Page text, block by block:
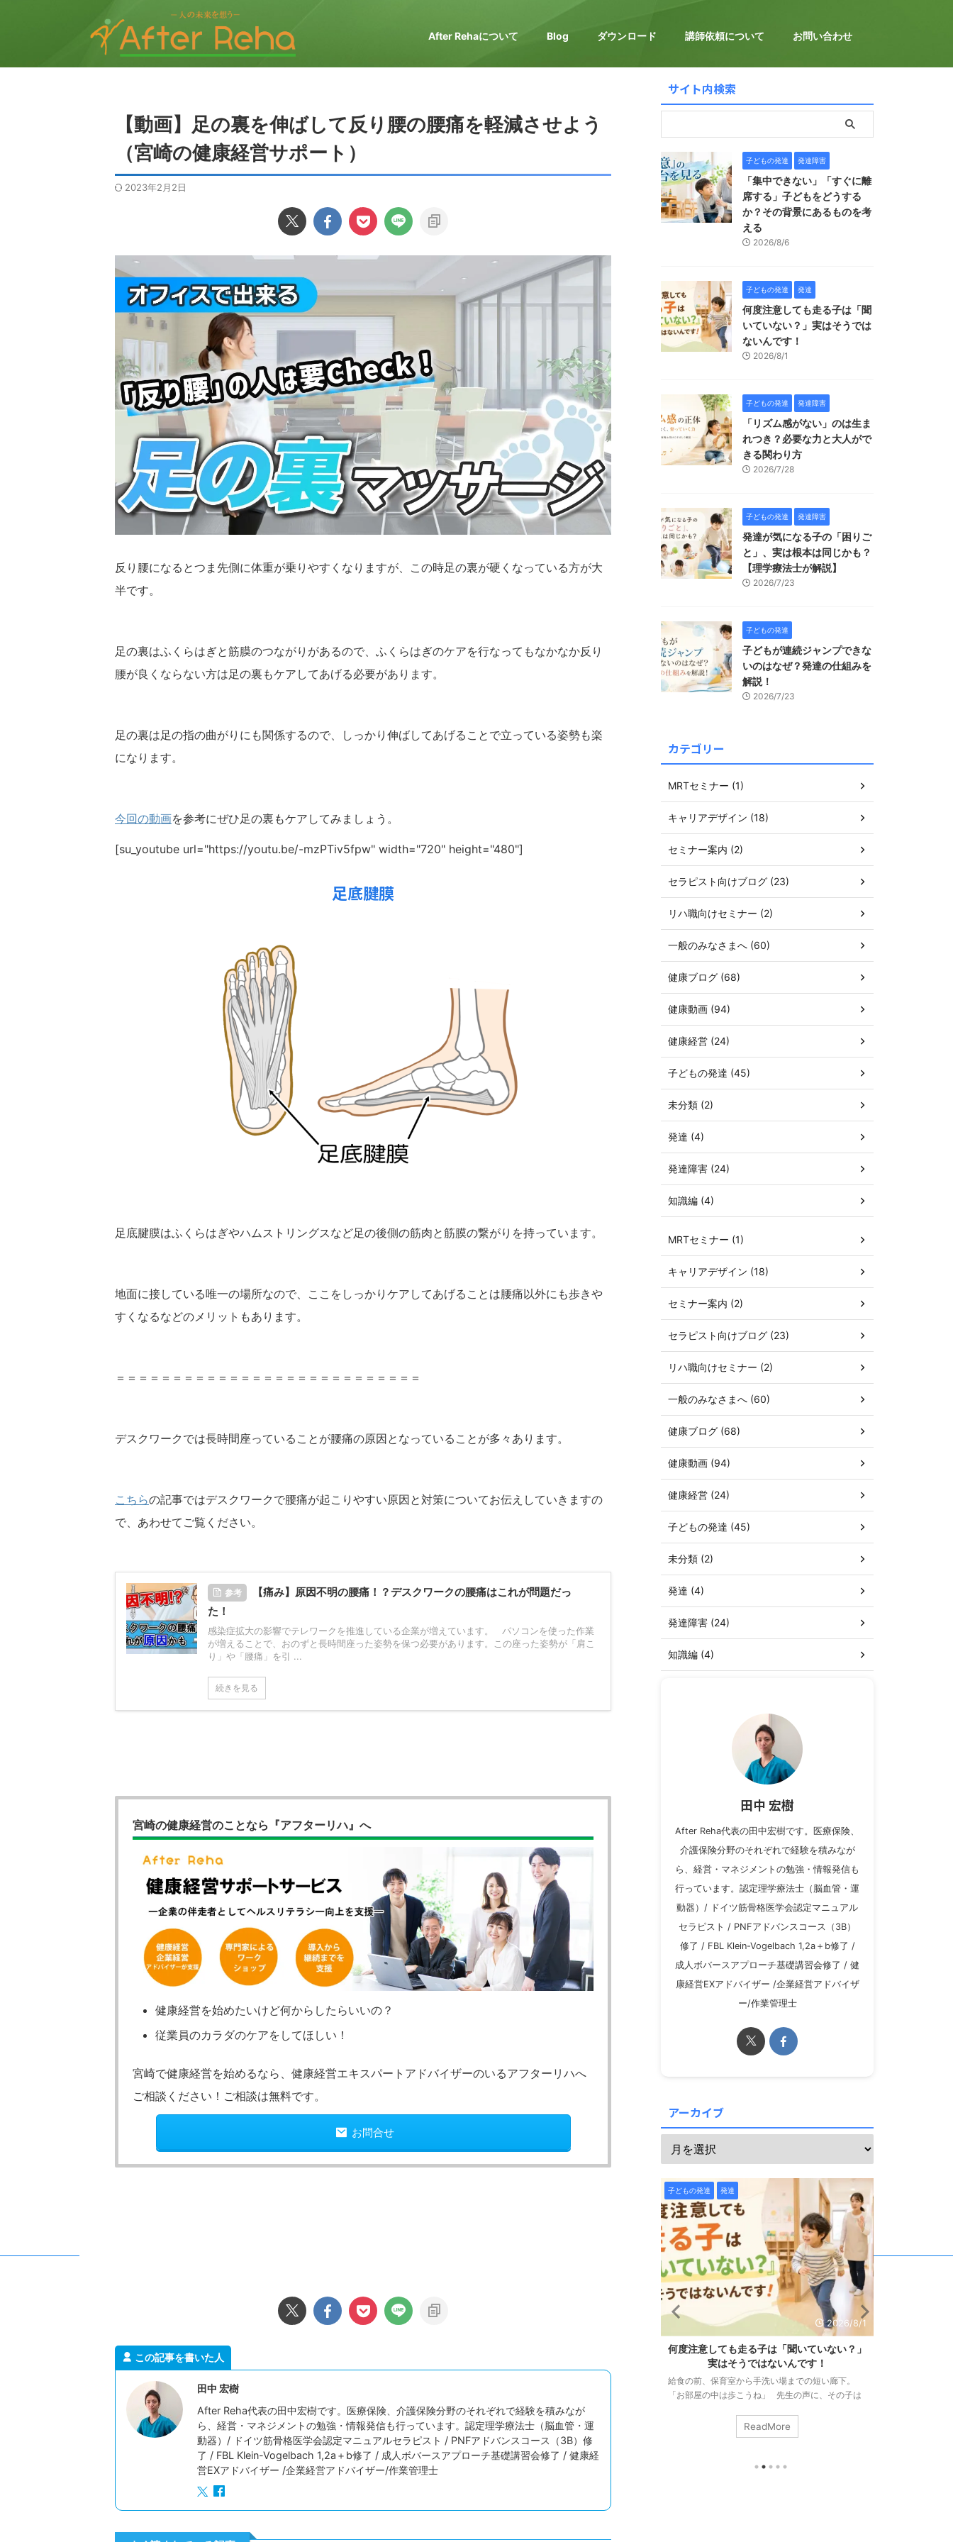
After Rehaについて Blog ダウンロード 講師依頼について お問い合わせ
【動画】足の裏を伸ばして反り腰の腰痛を軽減させよう
（宮崎の健康経営サポート）
2023年2月2日
反り腰になるとつま先側に体重が乗りやすくなりますが、この時足の裏が硬くなっている方が大
半です。
足の裏はふくらはぎと筋膜のつながりがあるので、ふくらはぎのケアを行なってもなかなか反り
腰が良くならない方は足の裏もケアしてあげる必要があります。
足の裏は足の指の曲がりにも関係するので、しっかり伸ばしてあげることで立っている姿勢も楽
になります。
今回の動画を参考にぜひ足の裏もケアしてみましょう。
[su_youtube url="https://youtu.be/-mzPTiv5fpw" width="720" height="480"]
足底腱膜
足底腱膜はふくらはぎやハムストリングスなど足の後側の筋肉と筋膜の繋がりを持っています。
地面に接している唯一の場所なので、ここをしっかりケアしてあげることは腰痛以外にも歩きや
すくなるなどのメリットもあります。
＝＝＝＝＝＝＝＝＝＝＝＝＝＝＝＝＝＝＝＝＝＝＝＝＝＝＝
デスクワークでは長時間座っていることが腰痛の原因となっていることが多々あります。
こちらの記事ではデスクワークで腰痛が起こりやすい原因と対策についてお伝えしていきますの
で、あわせてご覧ください。
参考
【痛み】原因不明の腰痛！？デスクワークの腰痛はこれが問題だっ
た！
感染症拡大の影響でテレワークを推進している企業が増えています。 パソコンを使った作業
が増えることで、おのずと長時間座った姿勢を保つ必要があります。この座った姿勢が「肩こ
り」や「腰痛」を引 ...
続きを見る
宮崎の健康経営のことなら『アフターリハ』へ
健康経営を始めたいけど何からしたらいいの？
従業員のカラダのケアをしてほしい！
宮崎で健康経営を始めるなら、健康経営エキスパートアドバイザーのいるアフターリハへ
ご相談ください！ご相談は無料です。
お問合せ
この記事を書いた人
田中 宏樹
After Reha代表の田中宏樹です。医療保険、介護保険分野のそれぞれで経験を積みなが
ら、経営・マネジメントの勉強・情報発信も行っています。認定理学療法士（脳血管・運
動器）/ ドイツ筋骨格医学会認定マニュアルセラピスト / PNFアドバンスコース（3B）修
了 / FBL Klein-Vogelbach 1,2a＋b修了 / 成人ボバースアプローチ基礎講習会修了 / 健康経
営EXアドバイザー /企業経営アドバイザー/作業管理士
サイト内検索
子どもの発達 発達障害
「集中できない」「すぐに離
席する」子どもをどうする
か？その背景にあるものを考
える
2026/8/6
子どもの発達 発達
何度注意しても走る子は「聞
いていない？」実はそうでは
ないんです！
2026/8/1
子どもの発達 発達障害
「リズム感がない」のは生ま
れつき？必要な力と大人がで
きる関わり方
2026/7/28
子どもの発達 発達障害
発達が気になる子の「困りご
と」、実は根本は同じかも？
【理学療法士が解説】
2026/7/23
子どもの発達
子どもが連続ジャンプできな
いのはなぜ？発達の仕組みを
解説！
2026/7/23
カテゴリー
MRTセミナー (1)
キャリアデザイン (18)
セミナー案内 (2)
セラピスト向けブログ (23)
リハ職向けセミナー (2)
一般のみなさまへ (60)
健康ブログ (68)
健康動画 (94)
健康経営 (24)
子どもの発達 (45)
未分類 (2)
発達 (4)
発達障害 (24)
知識編 (4)
MRTセミナー (1)
キャリアデザイン (18)
セミナー案内 (2)
セラピスト向けブログ (23)
リハ職向けセミナー (2)
一般のみなさまへ (60)
健康ブログ (68)
健康動画 (94)
健康経営 (24)
子どもの発達 (45)
未分類 (2)
発達 (4)
発達障害 (24)
知識編 (4)
田中 宏樹
After Reha代表の田中宏樹です。医療保険、
介護保険分野のそれぞれで経験を積みなが
ら、経営・マネジメントの勉強・情報発信も
行っています。認定理学療法士（脳血管・運
動器）/ ドイツ筋骨格医学会認定マニュアル
セラピスト / PNFアドバンスコース（3B）
修了 / FBL Klein-Vogelbach 1,2a＋b修了 /
成人ボバースアプローチ基礎講習会修了 / 健
康経営EXアドバイザー /企業経営アドバイザ
ー/作業管理士
アーカイブ
どもが連続ジャンプできないのはなぜ？発
達の仕組みを解説！
両足をそろえて、その場でぴょんぴょん跳ぶ」。
人からすると、これ以上ないくらい単純な動き
見えます。走るより簡単そうだし、ボールを投げ
より地味な動きと思われ鵜かもしれません。 ま
「これができないなんて、よほど運動が苦手なの
足で地面を離れる、空中でカラダを保つ ...
2026/8/6
「集中できない」「すぐに離席する」子ども
をどうするか？その背景にあるものを考える
もすぐに立ち歩いてしまう子ども。 名前を呼んでも
振り向かない子ども。 こうした様子には、「注意」
という脳の働きが密接に関わっている可能性があり
ます。 注意は「集中力」という言葉でひとくくり
にされがちですが、実際にはいくつもの働きが積み
重なって成り立っています。 そして、順番を待
まる力（抑制）」も、この注意の上に乗っていま
す。 園や事業所への訪問でも、この「落ち着かな
ReadMore
ぴたりと止まります。振り返って、こくんとうなず
いて、ゆっくり歩き出す。ちゃんと伝わった次の瞬
間には、もう走っている。 この場面は、３歳のク
ラスでも、五歳のクラスでも、まったく同じように
うお子さんの頭の中がどうなっているのか？ ...
ReadMore
子どもの発達 発達障害
2026/7/28
「リズム感がない」のは生まれつき？必要な
力と大人ができる関わり方
「リズム感がある」って、どんな状態のことだと思
いますか。 音楽に合わせて踊れること。手拍子が
す。 でも、こうして並べてみると気づきます。ダ
ンスも手拍子も縄跳びも、動きはまるで違うのに、
る。 つまりリズム感とは、ひとつの決まった技術
ReadMore